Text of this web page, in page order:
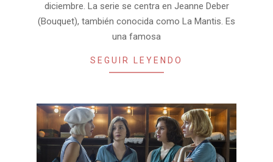
diciembre. La serie se centra en Jeanne Deber
(Bouquet), también conocida como La Mantis. Es
una famosa
SEGUIR LEYENDO